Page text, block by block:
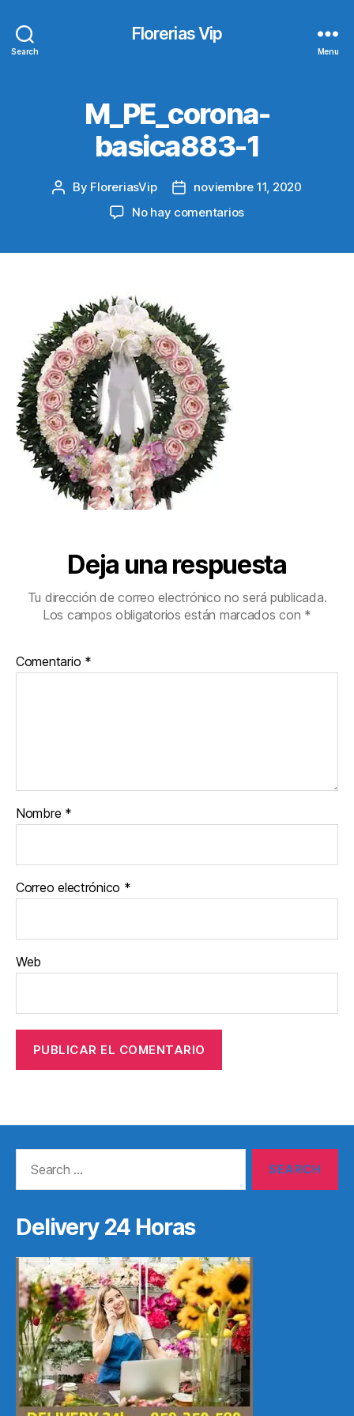
Search
Florerias Vip
Menu
M_PE_corona-
basica883-1
Post
By FloreriasVip
Postnoviembre 11, 2020
No hay comentariosen
Deja una respuesta
Tu dirección de correo electrónico no será publicada.
Los campos obligatorios están marcados con *
Comentario *
Nombre *
Correo electrónico *
Web
Delivery 24 Horas